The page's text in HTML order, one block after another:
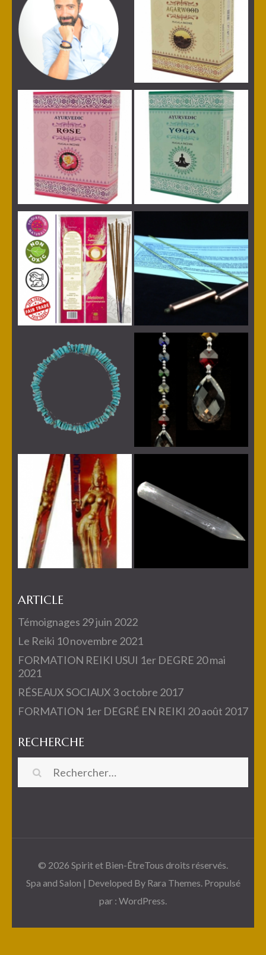
ARTICLE
Témoignages 29 juin 2022
Le Reiki 10 novembre 2021
FORMATION REIKI USUI 1er DEGRE 20 mai
2021
RÉSEAUX SOCIAUX 3 octobre 2017
FORMATION 1er DEGRÉ EN REIKI 20 août 2017
RECHERCHE
Rechercher :
© 2026 Spirit et Bien-ÊtreTous droits réservés.
Spa and Salon | Developed By Rara Themes . Propulsé
par : WordPress